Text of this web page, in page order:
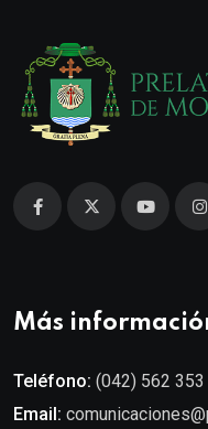
Más
Teléfono: (042) 562 353
Email: